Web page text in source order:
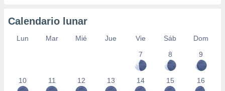
Calendario lunar
Lun Mar Mié Jue Vie Sáb
Dom
7
8 9
10 11 12 13 14 15 16